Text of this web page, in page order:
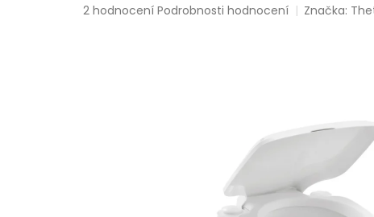
Průměrné
2 hodnocení Podrobnosti hodnocení Značka: